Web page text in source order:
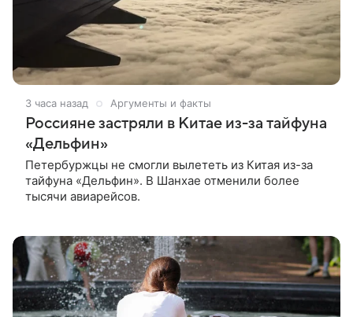
3 часа назад Аргументы и факты
Россияне застряли в Китае из-за тайфуна
«Дельфин»
Петербуржцы не смогли вылететь из Китая из-за
тайфуна «Дельфин». В Шанхае отменили более
тысячи авиарейсов.